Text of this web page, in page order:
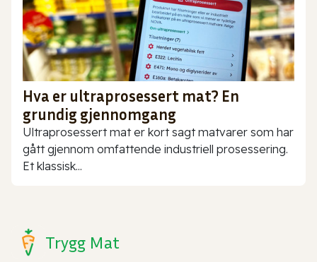
Hva er ultraprosessert mat? En
grundig gjennomgang
Ultraprosessert mat er kort sagt matvarer som har
gått gjennom omfattende industriell prosessering.
Et klassisk...
Trygg Mat